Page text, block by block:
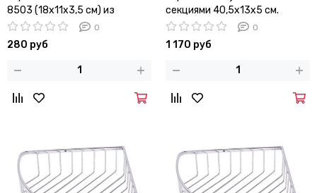
8503 (18х11х3,5 см) из
нержавеющей стали с
хромированным покрытием
0
280 руб
секциями 40,5х13х5 см.
Besser BS 8506 из
нержавеющей стали с
хромированным покрытием
0
1 170 руб